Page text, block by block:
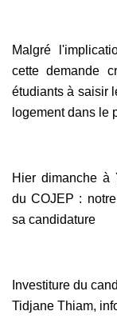
Malgré
cette demande
étudiants à saisir
logement dans le
Hier dimanche à
du COJEP :
sa candidature
Investiture du
Tidjane Thiam,